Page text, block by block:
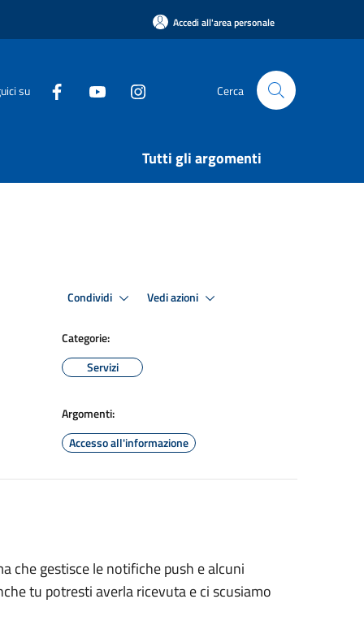
Accedi all'area personale
su Cerca
Tutti gli argomenti
Condividi Vedi azioni
Categorie:
Servizi
Argomenti:
Accesso all'informazione
che gestisce le notifiche push e alcuni
tu potresti averla ricevuta e ci scusiamo